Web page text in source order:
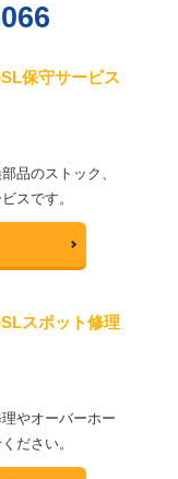
保守サービス
品のストック、
スです。
スポット修理
やオーバーホー
ださい。